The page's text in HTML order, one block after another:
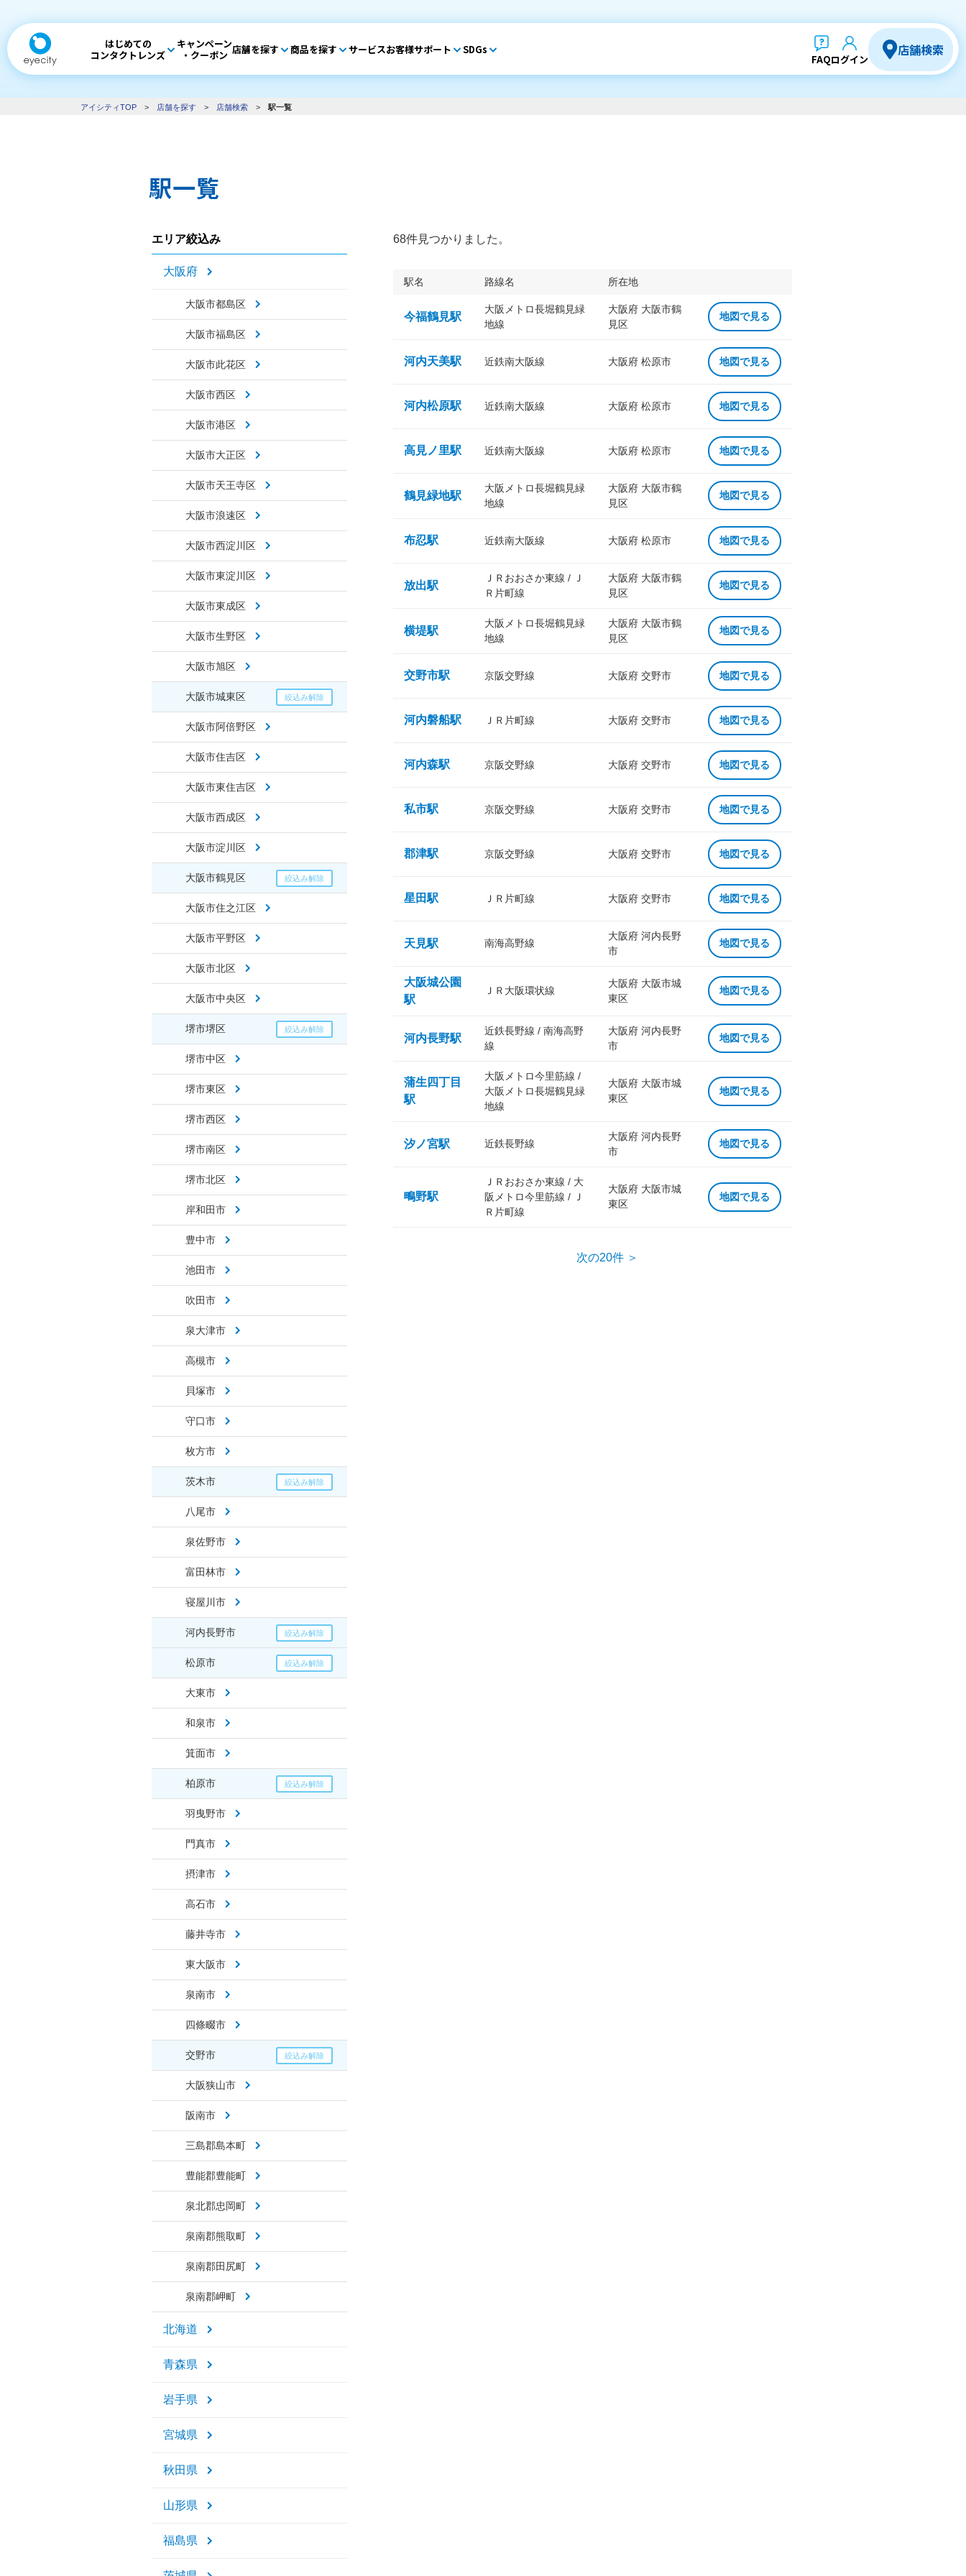
はじめての
コンタクトレンズ
キャンペーン
・クーポン 店舗を探す 商品を探す サービスお客様サポート SDGs
FAQログイン
店舗検索
アイシティTOP > 店舗を探す > 店舗検索 > 駅一覧
駅一覧
エリア絞込み
大阪府
大阪市都島区
大阪市福島区
大阪市此花区
大阪市西区
大阪市港区
大阪市大正区
大阪市天王寺区
大阪市浪速区
大阪市西淀川区
大阪市東淀川区
大阪市東成区
大阪市生野区
大阪市旭区
大阪市城東区
大阪市阿倍野区
大阪市住吉区
大阪市東住吉区
大阪市西成区
大阪市淀川区
大阪市鶴見区
大阪市住之江区
大阪市平野区
大阪市北区
大阪市中央区
堺市堺区
堺市中区
堺市東区
堺市西区
堺市南区
堺市北区
岸和田市
豊中市
池田市
吹田市
泉大津市
高槻市
貝塚市
守口市
枚方市
茨木市
八尾市
泉佐野市
富田林市
寝屋川市
河内長野市
松原市
大東市
和泉市
箕面市
柏原市
羽曳野市
門真市
摂津市
高石市
藤井寺市
東大阪市
泉南市
四條畷市
交野市
大阪狭山市
阪南市
三島郡島本町
豊能郡豊能町
泉北郡忠岡町
泉南郡熊取町
泉南郡田尻町
泉南郡岬町
北海道
青森県
岩手県
宮城県
秋田県
山形県
福島県
68件見つかりました。
駅名 路線名 所在地
今福鶴見駅
大阪メトロ長堀鶴見緑
地線
大阪府 大阪市鶴
見区
地図で見る
河内天美駅 近鉄南大阪線 大阪府 松原市 地図で見る
河内松原駅 近鉄南大阪線 大阪府 松原市 地図で見る
高見ノ里駅 近鉄南大阪線 大阪府 松原市 地図で見る
鶴見緑地駅
大阪メトロ長堀鶴見緑
地線
大阪府 大阪市鶴
見区
地図で見る
布忍駅 近鉄南大阪線 大阪府 松原市 地図で見る
放出駅
ＪＲおおさか東線 / Ｊ
Ｒ片町線
大阪府 大阪市鶴
見区
地図で見る
横堤駅
大阪メトロ長堀鶴見緑
地線
大阪府 大阪市鶴
見区
地図で見る
交野市駅 京阪交野線 大阪府 交野市 地図で見る
河内磐船駅 ＪＲ片町線 大阪府 交野市 地図で見る
河内森駅 京阪交野線 大阪府 交野市 地図で見る
私市駅 京阪交野線 大阪府 交野市 地図で見る
郡津駅 京阪交野線 大阪府 交野市 地図で見る
星田駅 ＪＲ片町線 大阪府 交野市 地図で見る
天見駅 南海高野線
大阪府 河内長野
市
地図で見る
大阪城公園
駅
ＪＲ大阪環状線
大阪府 大阪市城
東区
地図で見る
河内長野駅
近鉄長野線 / 南海高野
線
大阪府 河内長野
市
地図で見る
蒲生四丁目
駅
大阪メトロ今里筋線 /
大阪メトロ長堀鶴見緑
地線
大阪府 大阪市城
東区
地図で見る
汐ノ宮駅 近鉄長野線
大阪府 河内長野
市
地図で見る
鴫野駅
ＪＲおおさか東線 / 大
阪メトロ今里筋線 / Ｊ
Ｒ片町線
大阪府 大阪市城
東区
地図で見る
次の20件 ＞